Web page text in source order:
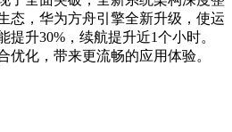
态，华为方舟引擎全新升级，使运
提升30%，续航提升近1个小时。
优化，带来更流畅的应用体验。